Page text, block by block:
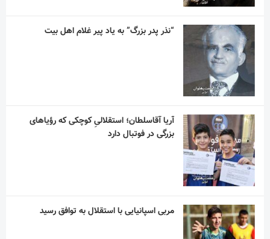
“نذر پدر بزرگ” به یاد پیر غلام اهل بیت
آریا آقاسلطان؛ استقلالیِ کوچکی که رؤیاهای
بزرگی در فوتبال دارد
مربی اسپانیایی با استقلال به توافق رسید